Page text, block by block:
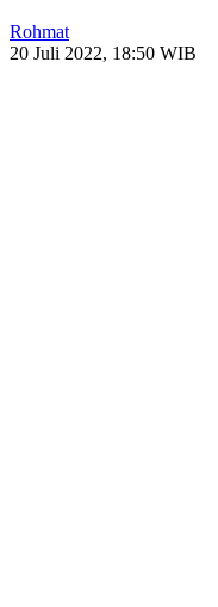
Rohmat
20 Juli 2022, 18:50 WIB